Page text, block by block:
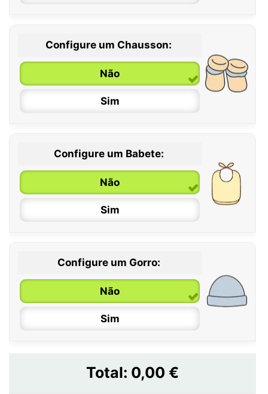
0 / 6 meses
6 / 12 meses
12 / 18 meses
Configure um Chausson:
Não
Sim
Configure um Babete:
Não
Sim
Configure um Gorro:
Não
Sim
Total: 0,00 €